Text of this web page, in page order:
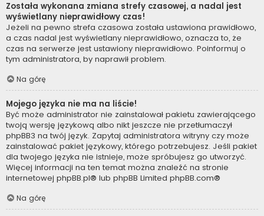
Została wykonana zmiana strefy czasowej, a nadal jest
wyświetlany nieprawidłowy czas!
Jeżeli na pewno strefa czasowa została ustawiona prawidłowo,
a czas nadal jest wyświetlany nieprawidłowo, oznacza to, że
czas na serwerze jest ustawiony nieprawidłowo. Poinformuj o
tym administratora, by naprawił problem.
Na górę
Mojego języka nie ma na liście!
Być może administrator nie zainstalował pakietu zawierającego
twoją wersję językową albo nikt jeszcze nie przetłumaczył
phpBB3 na twój język. Zapytaj administratora witryny czy może
zainstalować pakiet językowy, którego potrzebujesz. Jeśli pakiet
dla twojego języka nie istnieje, może spróbujesz go utworzyć.
Więcej informacji na ten temat można znaleźć na stronie
internetowej phpBB.pl® lub phpBB Limited phpBB.com®
Na górę